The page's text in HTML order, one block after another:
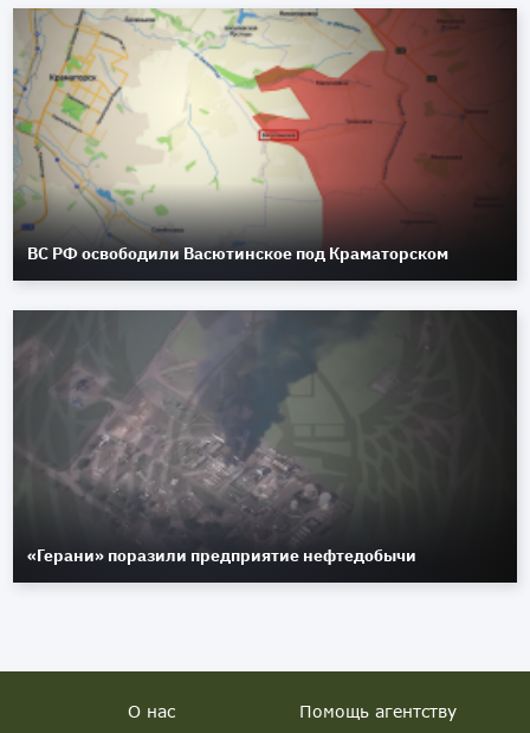
ВС РФ освободили Васютинское под Краматорском
«Герани» поразили предприятие нефтедобычи
О нас Помощь агентству